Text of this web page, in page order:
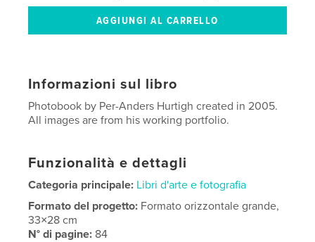
Informazioni sul libro
Photobook by Per-Anders Hurtigh created in 2005.
All images are from his working portfolio.
Funzionalità e dettagli
Categoria principale: Libri d'arte e fotografia
Formato del progetto: Formato orizzontale grande,
33×28 cm
N° di pagine: 84